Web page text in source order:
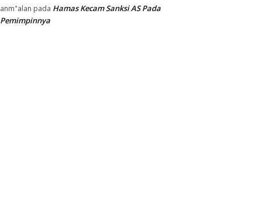
anm"alan pada Hamas Kecam Sanksi AS Pada
Pemimpinnya